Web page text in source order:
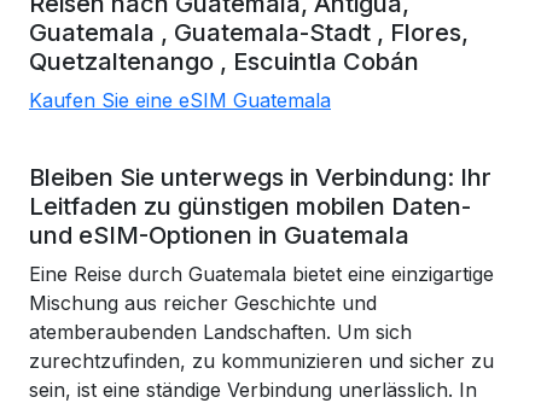
Guatemala , Guatemala-Stadt , Flores,
Quetzaltenango , Escuintla Cobán
Kaufen Sie eine eSIM Guatemala
Bleiben Sie unterwegs in Verbindung: Ihr
Leitfaden zu günstigen mobilen Daten-
und eSIM-Optionen in Guatemala
Eine Reise durch Guatemala bietet eine einzigartige
Mischung aus reicher Geschichte und
atemberaubenden Landschaften. Um sich
zurechtzufinden, zu kommunizieren und sicher zu
sein, ist eine ständige Verbindung unerlässlich. In